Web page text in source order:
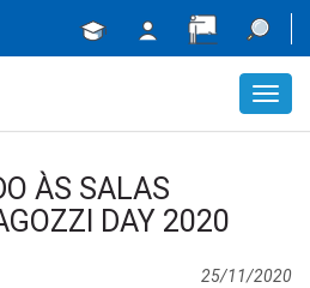
ÀS SALAS
DAY 2020
25/11/2020